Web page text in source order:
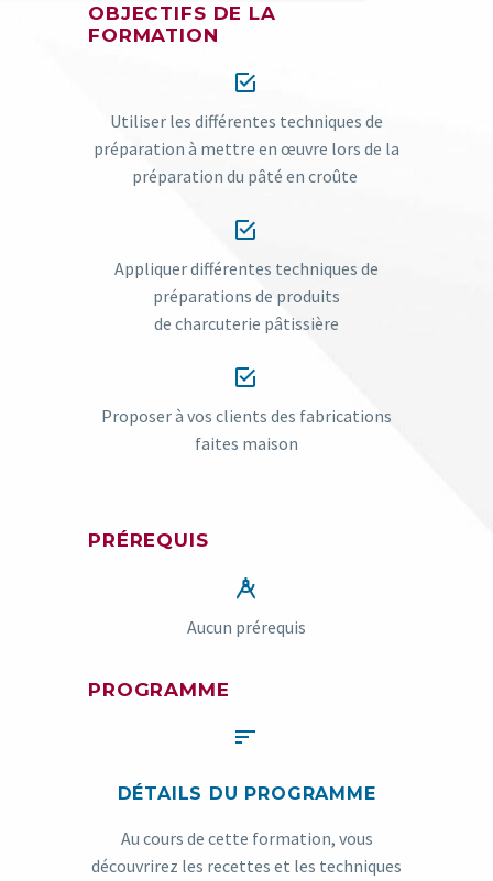
OBJECTIFS DE LA
FORMATION


Utiliser les différentes techniques de
préparation à mettre en œuvre lors de la
préparation du pâté en croûte


Appliquer différentes techniques de
préparations de produits
de charcuterie pâtissière


Proposer à vos clients des fabrications
faites maison
PRÉREQUIS


Aucun prérequis
PROGRAMME


DÉTAILS DU PROGRAMME
Au cours de cette formation, vous
découvrirez les recettes et les techniques